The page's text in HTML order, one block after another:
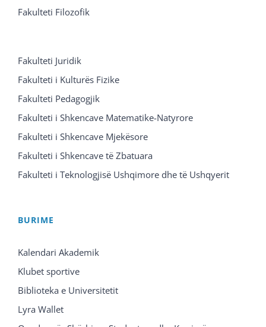
Fakulteti Filozofik
Fakulteti Juridik
Fakulteti i Kulturës Fizike
Fakulteti Pedagogjik
Fakulteti i Shkencave Matematike-Natyrore
Fakulteti i Shkencave Mjekësore
Fakulteti i Shkencave të Zbatuara
Fakulteti i Teknologjisë Ushqimore dhe të Ushqyerit
BURIME
Kalendari Akademik
Klubet sportive
Biblioteka e Universitetit
Lyra Wallet